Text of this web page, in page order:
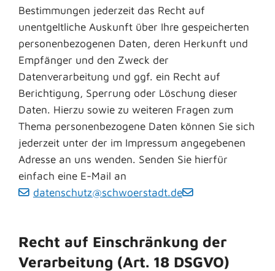
Bestimmungen jederzeit das Recht auf
unentgeltliche Auskunft über Ihre gespeicherten
personenbezogenen Daten, deren Herkunft und
Empfänger und den Zweck der
Datenverarbeitung und ggf. ein Recht auf
Berichtigung, Sperrung oder Löschung dieser
Daten. Hierzu sowie zu weiteren Fragen zum
Thema personenbezogene Daten können Sie sich
jederzeit unter der im Impressum angegebenen
Adresse an uns wenden. Senden Sie hierfür
einfach eine E-Mail an
datenschutz@schwoerstadt.de
Recht auf Einschränkung der
Verarbeitung (Art. 18 DSGVO)